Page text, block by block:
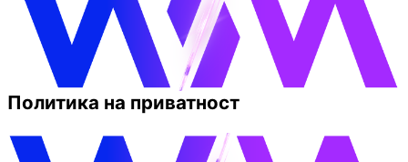
Политика на приватност